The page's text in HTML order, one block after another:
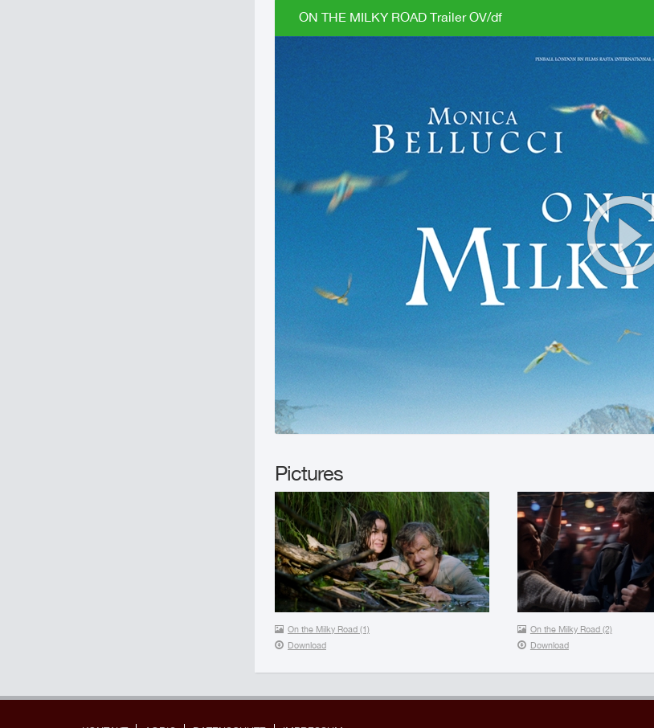
ON THE MILKY ROAD Trailer OV/df
Pictures
On the Milky Road (1)
Download
On the Milky Road (2)
Download